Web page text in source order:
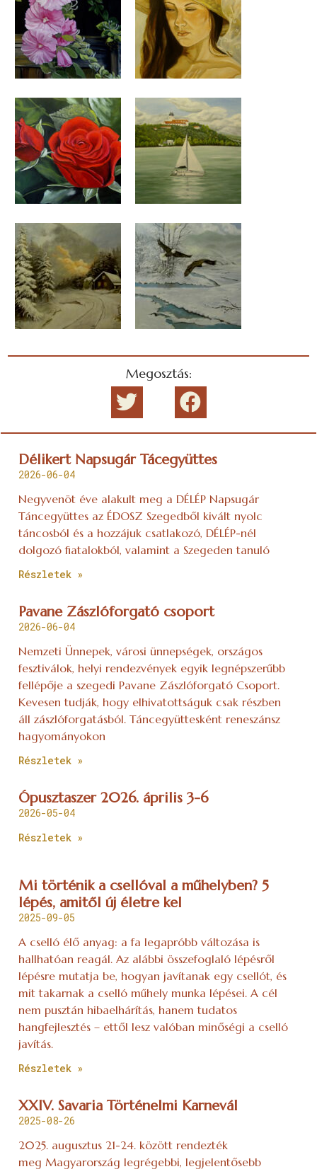
Megosztás:
Délikert Napsugár Tácegyüttes
2026-06-04
Negyvenöt éve alakult meg a DÉLÉP Napsugár
Táncegyüttes az ÉDOSZ Szegedből kivált nyolc
táncosból és a hozzájuk csatlakozó, DÉLÉP-nél
dolgozó fiatalokból, valamint a Szegeden tanuló
Részletek »
Pavane Zászlóforgató csoport
2026-06-04
Nemzeti Ünnepek, városi ünnepségek, országos
fesztiválok, helyi rendezvények egyik legnépszerűbb
fellépője a szegedi Pavane Zászlóforgató Csoport.
Kevesen tudják, hogy elhivatottságuk csak részben
áll zászlóforgatásból. Táncegyüttesként reneszánsz
hagyományokon
Részletek »
Ópusztaszer 2026. április 3-6
2026-05-04
Részletek »
Mi történik a csellóval a műhelyben? 5
lépés, amitől új életre kel
2025-09-05
A cselló élő anyag: a fa legapróbb változása is
hallhatóan reagál. Az alábbi összefoglaló lépésről
lépésre mutatja be, hogyan javítanak egy csellót, és
mit takarnak a cselló műhely munka lépései. A cél
nem pusztán hibaelhárítás, hanem tudatos
hangfejlesztés – ettől lesz valóban minőségi a cselló
javítás.
Részletek »
XXIV. Savaria Történelmi Karnevál
2025-08-26
2025. augusztus 21-24. között rendezték
meg Magyarország legrégebbi, legjelentősebb